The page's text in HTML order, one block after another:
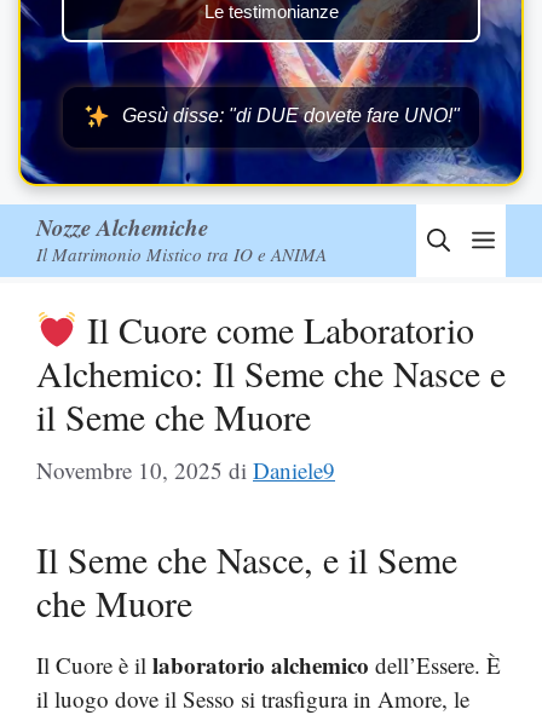
Le testimonianze
Gesù disse: "di DUE dovete fare UNO!"
Nozze Alchemiche
Il Matrimonio Mistico tra IO e ANIMA
Il Cuore come Laboratorio
Alchemico: Il Seme che Nasce e
il Seme che Muore
Novembre 10, 2025 di Daniele9
Il Seme che Nasce, e il Seme
che Muore
Il Cuore è il laboratorio alchemico dell’Essere. È
il luogo dove il Sesso si trasfigura in Amore, le